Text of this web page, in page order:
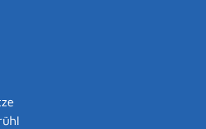
über Industrieemissionen
und Verminderung der
in der jeweils geltenden
werden soll.
für Geologie, Rohstoffe